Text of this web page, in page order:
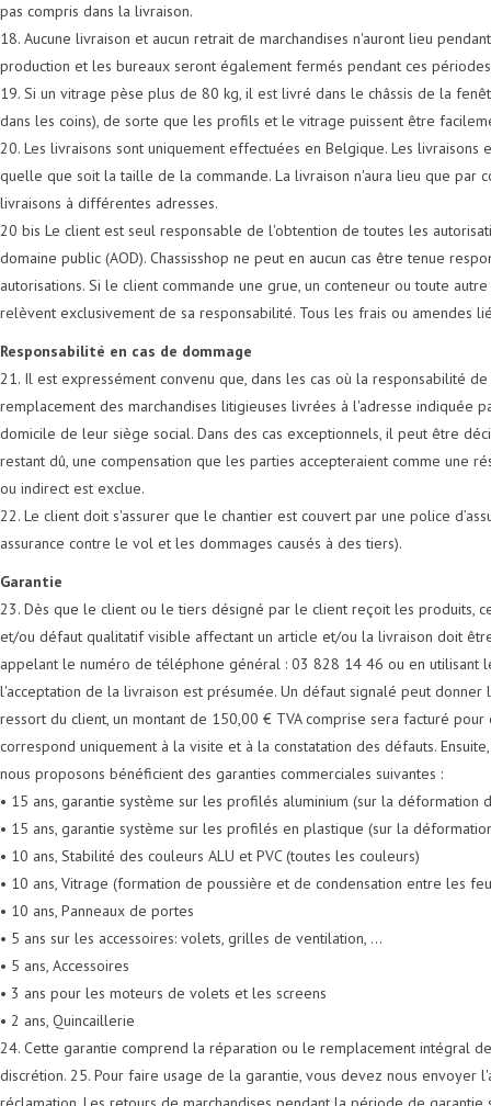
pas compris dans la livraison.
18. Aucune livraison et aucun retrait de marchandises n'auront lieu
production et les bureaux seront également fermés pendant ces
19. Si un vitrage pèse plus de 80 kg, il est livré dans le châssis de la
dans les coins), de sorte que les profils et le vitrage puissent être
20. Les livraisons sont uniquement effectuées en Belgique. Les
quelle que soit la taille de la commande. La livraison n'aura lieu que par
livraisons à différentes adresses.
20 bis Le client est seul responsable de l'obtention de toutes les
domaine public (AOD). Chassisshop ne peut en aucun cas être tenue
autorisations. Si le client commande une grue, un conteneur ou toute
relèvent exclusivement de sa responsabilité. Tous les frais ou amendes
Responsabilité en cas de dommage
21. Il est expressément convenu que, dans les cas où la responsabilité
remplacement des marchandises litigieuses livrées à l'adresse indiquée
domicile de leur siège social. Dans des cas exceptionnels, il peut être
restant dû, une compensation que les parties accepteraient comme une
ou indirect est exclue.
22. Le client doit s'assurer que le chantier est couvert par une police
assurance contre le vol et les dommages causés à des tiers).
Garantie
23. Dès que le client ou le tiers désigné par le client reçoit les produits,
et/ou défaut qualitatif visible affectant un article et/ou la livraison doit
appelant le numéro de téléphone général : 03 828 14 46 ou en utilisant
l'acceptation de la livraison est présumée. Un défaut signalé peut
ressort du client, un montant de 150,00 € TVA comprise sera facturé
correspond uniquement à la visite et à la constatation des défauts.
nous proposons bénéficient des garanties commerciales suivantes :
• 15 ans, garantie système sur les profilés aluminium (sur la déformation
• 15 ans, garantie système sur les profilés en plastique (sur la
• 10 ans, Stabilité des couleurs ALU et PVC (toutes les couleurs)
• 10 ans, Vitrage (formation de poussière et de condensation entre les
• 10 ans, Panneaux de portes
• 5 ans sur les accessoires: volets, grilles de ventilation, ...
• 5 ans, Accessoires
• 3 ans pour les moteurs de volets et les screens
• 2 ans, Quincaillerie
24. Cette garantie comprend la réparation ou le remplacement intégral
discrétion. 25. Pour faire usage de la garantie, vous devez nous